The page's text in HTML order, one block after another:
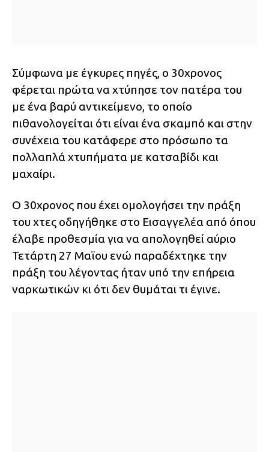
Σύμφωνα με έγκυρες πηγές, ο 30χρονος
φέρεται πρώτα να χτύπησε τον πατέρα του
με ένα βαρύ αντικείμενο, το οποίο
πιθανολογείται ότι είναι ένα σκαμπό και στην
συνέχεια του κατάφερε στο πρόσωπο τα
πολλαπλά χτυπήματα με κατσαβίδι και
μαχαίρι.
Ο 30χρονος που έχει ομολογήσει την πράξη
του χτες οδηγήθηκε στο Εισαγγελέα από όπου
έλαβε προθεσμία για να απολογηθεί αύριο
Τετάρτη 27 Μαϊου ενώ παραδέχτηκε την
πράξη του λέγοντας ήταν υπό την επήρεια
ναρκωτικών κι ότι δεν θυμάται τι έγινε.